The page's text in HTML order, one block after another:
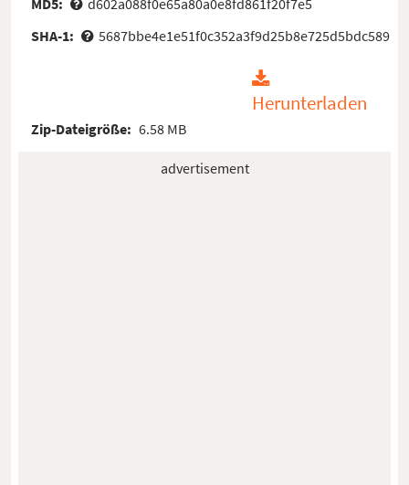
SHA-1:
5687bbe4e1e51f0c352a3f9d25b8e725d5bdc589
Herunterladen
Zip-Dateigröße: 6.58 MB
advertisement